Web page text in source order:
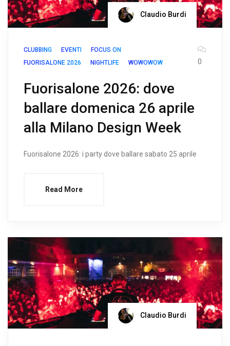
Claudio Burdi
CLUBBING EVENTI
FOCUS ON
FUORISALONE 2026
NIGHTLIFE WOWOWOW 0
Fuorisalone 2026: dove
ballare domenica 26 aprile
alla Milano Design Week
Fuorisalone 2026: i party dove ballare sabato 25 aprile
Read More
Claudio Burdi